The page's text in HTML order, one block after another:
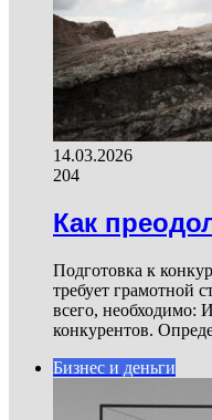
14.03.2026
204
Как
Подготовка к
требует грамотной
всего, необходимо:
конкурентов.
Бизнес и деньги